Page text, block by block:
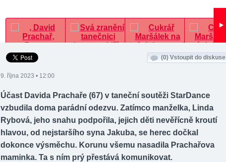
(0) Vstoupit do diskuse
9. října 2023 • 12:00
Účast Davida Prachaře (67) v taneční soutěži StarDance
vzbudila doma parádní odezvu. Zatímco manželka, Linda
Rybová, jeho snahu podpořila, jejich děti nevěřícně kroutí
hlavou, od nejstaršího syna Jakuba, se herec dočkal
dokonce výsměchu. Korunu všemu nasadila Prachařova
maminka. Ta s ním prý přestává komunikovat.